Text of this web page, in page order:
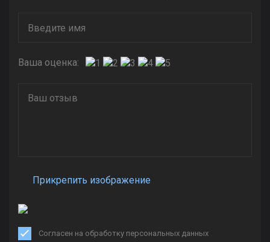
Ваша оценка:
Прикрепить изображение
Согласен на обработку персональных данных